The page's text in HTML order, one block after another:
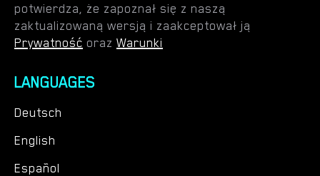
potwierdza, że zapoznał się z naszą
zaktualizowaną wersją i zaakceptował ją
Prywatność oraz Warunki
LANGUAGES
Deutsch
English
Español